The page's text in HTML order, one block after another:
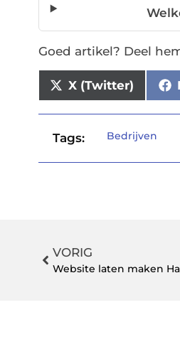
Goed artikel? Deel
X (Twitter)
Tags: Bedrijven
VORIG
Website laten maken